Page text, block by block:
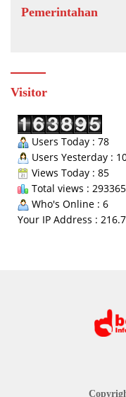
Pemerintahan
Visitor
Users Today : 78
Users Yesterday :
Views Today : 85
Total views : 293365
Who's Online : 6
Your IP Address :